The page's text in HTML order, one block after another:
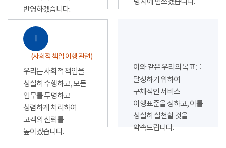
반영하겠습니다.
방지에 힘쓰겠습니다.
Ⅰ
(사회적 책임 이행 관련)
우리는 사회적 책임을
성실히 수행하고, 모든
업무를 투명하고
청렴하게 처리하여
고객의 신뢰를
높이겠습니다.
이와 같은 우리의 목표를
달성하기 위하여
구체적인 서비스
이행표준을 정하고, 이를
성실히 실천할 것을
약속드립니다.